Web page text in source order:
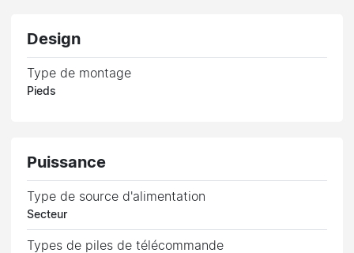
Design
Type de montage
Pieds
Puissance
Type de source d'alimentation
Secteur
Types de piles de télécommande